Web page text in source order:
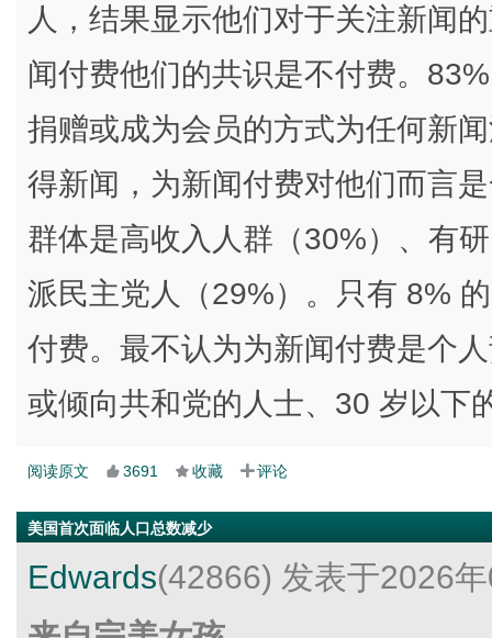
人，结果显示他们对于关注新闻
闻付费他们的共识是不付费。
捐赠或成为会员的方式为任何新
得新闻，为新闻付费对他们而言
群体是高收入人群（30%）、有
派民主党人（29%）。只有 8%
付费。最不认为为新闻付费是个
或倾向共和党的人士、30 岁以下
阅读原文 3691 收藏 评论
美国首次面临人口总数减少
Edwards(42866) 发表于2026